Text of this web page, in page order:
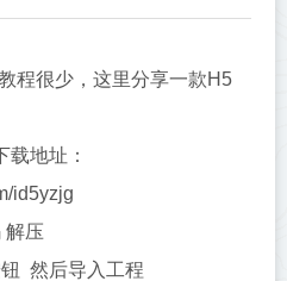
程很少，这里分享一款H5
地址：
id5yzjg
解压
然后导入工程